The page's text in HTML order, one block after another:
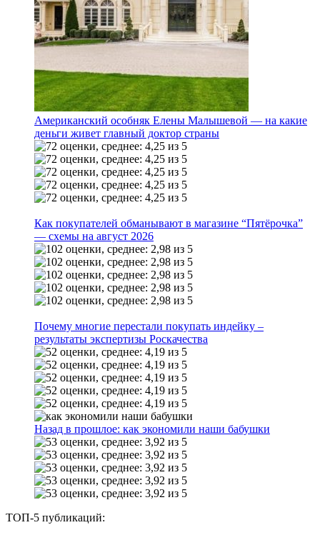
Американский особняк Елены Малышевой — на какие
деньги живет главный доктор страны
Как покупателей обманывают в магазине “Пятёрочка”
— схемы на август 2026
Почему многие перестали покупать индейку –
результаты экспертизы Роскачества
Назад в прошлое: как экономили наши бабушки
ТОП-5 публикаций: